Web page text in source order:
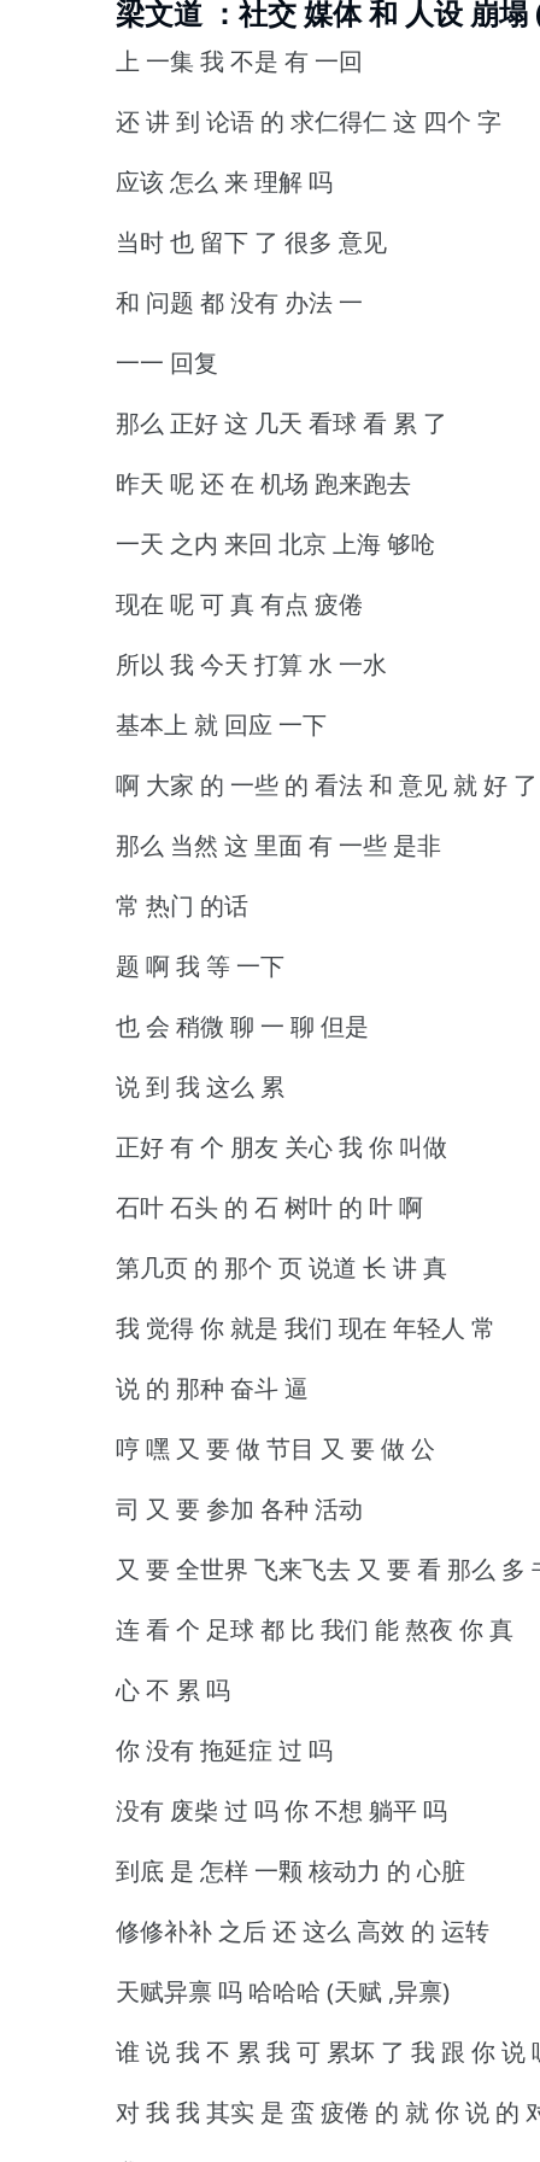
梁文道 ：社交 媒体 和 人设 崩塌
上 一集 我 不是 有 一回
还 讲 到 论语 的 求仁得仁 这 四个 字
应该 怎么 来 理解 吗
当时 也 留下 了 很多 意见
和 问题 都 没有 办法 一
一一 回复
那么 正好 这 几天 看球 看 累 了
昨天 呢 还 在 机场 跑来跑去
一天 之内 来回 北京 上海 够呛
现在 呢 可 真 有点 疲倦
所以 我 今天 打算 水 一水
基本上 就 回应 一下
啊 大家 的 一些 的 看法 和 意见 就 好 了
那么 当然 这 里面 有 一些 是非
常 热门 的话
题 啊 我 等 一下
也 会 稍微 聊 一 聊 但是
说 到 我 这么 累
正好 有 个 朋友 关心 我 你 叫做
石叶 石头 的 石 树叶 的 叶 啊
第几页 的 那个 页 说道 长 讲 真
我 觉得 你 就是 我们 现在 年轻人 常
说 的 那种 奋斗 逼
哼 嘿 又 要 做 节目 又 要 做 公
司 又 要 参加 各种 活动
又 要 全世界 飞来飞去 又 要 看 那么 多
连 看 个 足球 都 比 我们 能 熬夜 你 真
心 不 累 吗
你 没有 拖延症 过 吗
没有 废柴 过 吗 你 不想 躺平 吗
到底 是 怎样 一颗 核动力 的 心脏
修修补补 之后 还 这么 高效 的 运转
天赋异禀 吗 哈哈哈 (天赋 ,异禀)
谁 说 我 不 累 我 可 累坏 了 我 跟 你 说
对 我 我 其实 是 蛮 疲倦 的 就 你 说 的